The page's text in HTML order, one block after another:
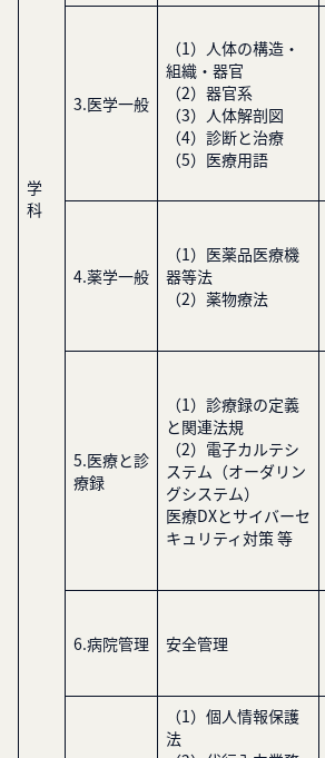
学
科
3.医学一般
（1）人体の構造・
組織・器官
（2）器官系
（3）人体解剖図
（4）診断と治療
（5）医療用語
4.薬学一般
（1）医薬品医療機
器等法
（2）薬物療法
5.医療と診
療録
（1）診療録の定義
と関連法規
（2）電子カルテシ
ステム（オーダリン
グシステム）
医療DXとサイバーセ
キュリティ対策 等
6.病院管理 安全管理
（1）個人情報保護
法